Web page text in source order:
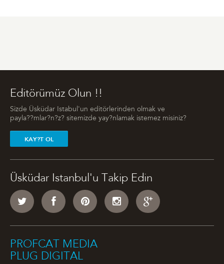
Editörümüz Olun !!
Sizde Üsküdar Istabul'un editörlerinden olmak ve
payla??mlar?n?z? sitemizde yay?nlamak istemez misiniz?
KAY?T OL
Üsküdar Istanbul'u Takip Edin
PROFCAT MEDIA
PLUG DIGITAL